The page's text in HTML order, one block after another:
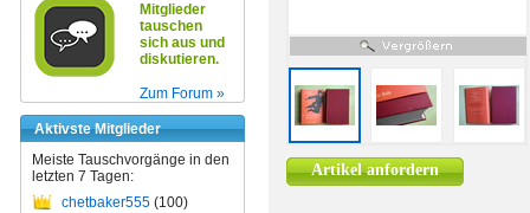
Mitglieder
tauschen
sich aus und
diskutieren.
Zum Forum »
Aktivste Mitglieder
Meiste Tauschvorgänge in den
letzten 7 Tagen:
chetbaker555 (100)
Artikel anfordern